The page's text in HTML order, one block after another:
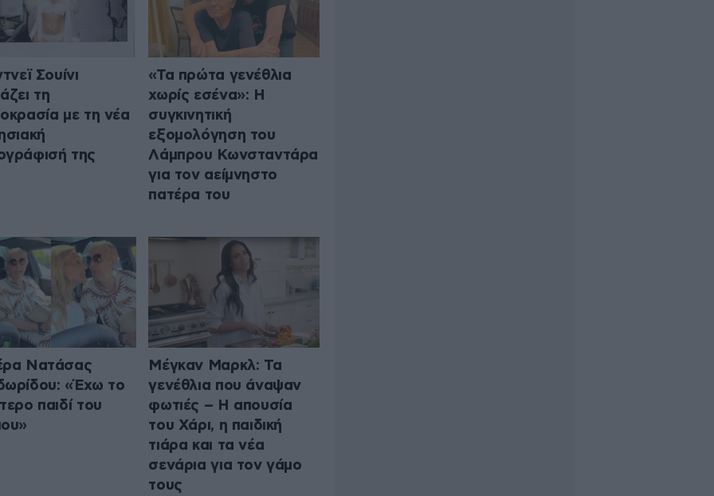
Σουίνι
τη
με τη νέα
της
«Τα πρώτα γενέθλια
χωρίς εσένα»: Η
συγκινητική
εξομολόγηση του
Λάμπρου Κωνσταντάρα
για τον αείμνηστο
πατέρα του
Νατάσας
«Έχω το
παιδί του
Μέγκαν Μαρκλ: Τα
γενέθλια που άναψαν
φωτιές – Η απουσία
του Χάρι, η παιδική
τιάρα και τα νέα
σενάρια για τον γάμο
τους